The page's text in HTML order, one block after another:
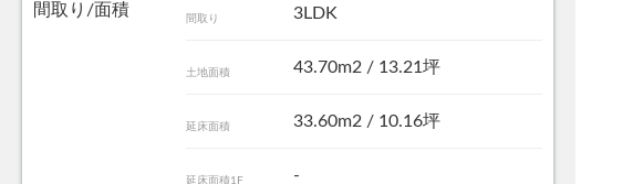
間取り/面積 間取り 3LDK
土地面積 43.70m2 / 13.21坪
延床面積 33.60m2 / 10.16坪
延床面積1F -